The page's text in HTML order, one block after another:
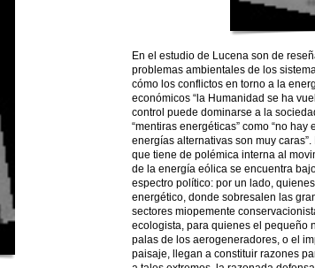
En el estudio de Lucena son de
problemas ambientales de los
cómo los conflictos en torno a la
económicos “la Humanidad se ha
control puede dominarse a la
“mentiras energéticas” como “no
energías alternativas son muy
que tiene de polémica interna al
de la energía eólica se encuentra
espectro político: por un lado,
energético, donde sobresalen las
sectores miopemente
ecologista, para quienes el pequeño
palas de los aerogeneradores, o el
paisaje, llegan a constituir razones